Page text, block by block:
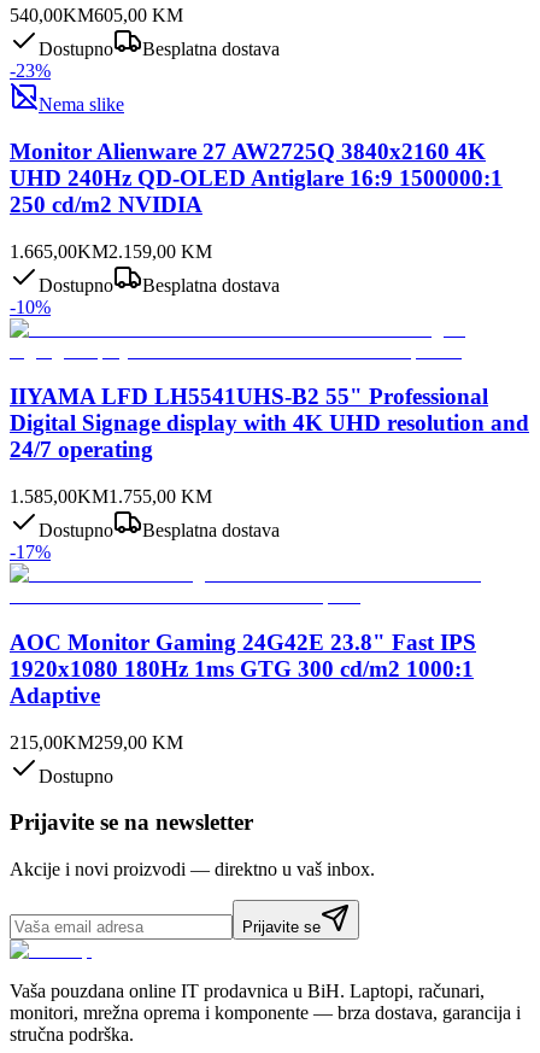
540,00KM605,00 KM
Dostupno
Besplatna dostava
-23%
Nema slike
Monitor Alienware 27 AW2725Q 3840x2160 4K
UHD 240Hz QD-OLED Antiglare 16:9 1500000:1
250 cd/m2 NVIDIA
1.665,00KM2.159,00 KM
Dostupno
Besplatna dostava
-10%
IIYAMA LFD LH5541UHS-B2 55" Professional
Digital Signage display with 4K UHD resolution and
24/7 operating
1.585,00KM1.755,00 KM
Dostupno
Besplatna dostava
-17%
AOC Monitor Gaming 24G42E 23.8" Fast IPS
1920x1080 180Hz 1ms GTG 300 cd/m2 1000:1
Adaptive
215,00KM259,00 KM
Dostupno
Prijavite se na newsletter
Akcije i novi proizvodi — direktno u vaš inbox.
Prijavite se
Vaša pouzdana online IT prodavnica u BiH. Laptopi, računari,
monitori, mrežna oprema i komponente — brza dostava, garancija i
stručna podrška.